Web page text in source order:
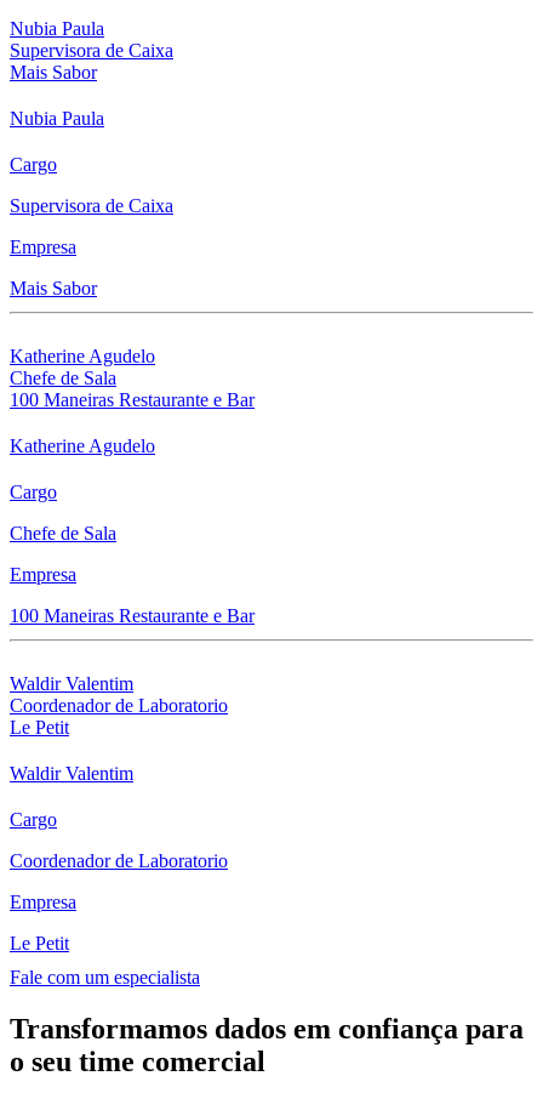
Nubia Paula
Supervisora de Caixa
Mais Sabor
Nubia Paula
Cargo
Supervisora de Caixa
Empresa
Mais Sabor
Katherine Agudelo
Chefe de Sala
100 Maneiras Restaurante e Bar
Katherine Agudelo
Cargo
Chefe de Sala
Empresa
100 Maneiras Restaurante e Bar
Waldir Valentim
Coordenador de Laboratorio
Le Petit
Waldir Valentim
Cargo
Coordenador de Laboratorio
Empresa
Le Petit
Fale com um especialista
Transformamos dados em confiança para
o seu time comercial